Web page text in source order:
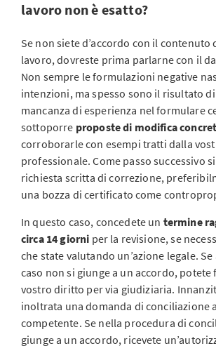
lavoro non è esatto?
Se non siete d’accordo con il contenuto
lavoro, dovreste prima parlarne con il
Non sempre le formulazioni negative
intenzioni, ma spesso sono il risultato
mancanza di esperienza nel formulare
sottoporre proposte di modifica
corroborarle con esempi tratti dalla
professionale. Come passo successivo
richiesta scritta di correzione,
una bozza di certificato come
In questo caso, concedete un termine
circa 14 giorni per la revisione, se
che state valutando un’azione legale.
caso non si giunge a un accordo, potete
vostro diritto per via giudiziaria.
inoltrata una domanda di conciliazione
competente. Se nella procedura di
giunge a un accordo, ricevete